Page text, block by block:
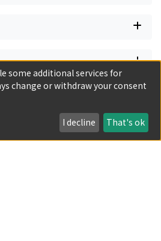
some additional services for
change or withdraw your consent
I decline That's ok